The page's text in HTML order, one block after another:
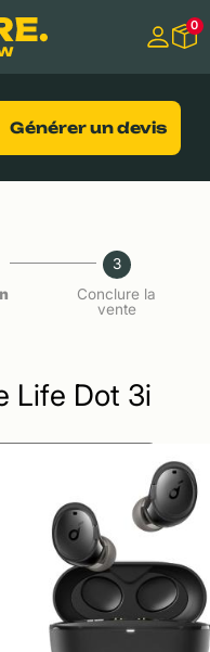
0
Générer un devis
3
Conclure la
vente
Life Dot 3i